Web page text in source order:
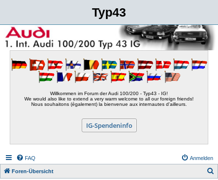
Typ43
Willkommen im Forum der Audi 100/200 - Typ43 - IG!
We would also like to extend a very warm welcome to all our foreign friends!
Nous souhaitons (également) la bienvenue aux internautes d'ailleurs.
IG-Spendeninfo
FAQ Anmelden
Foren-Übersicht